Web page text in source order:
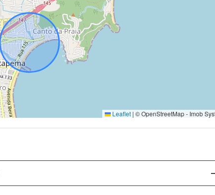
Leaflet | © OpenStreetMap - Imob